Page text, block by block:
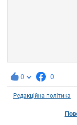
0 0
Редакційна політика